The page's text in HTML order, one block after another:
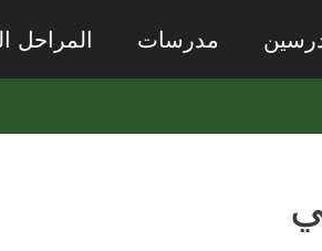
مدرسات المراحل